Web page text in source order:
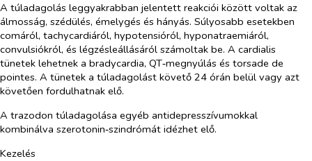
A túladagolás leggyakrabban jelentett reakciói között voltak az
álmosság, szédülés, émelygés és hányás. Súlyosabb esetekben
comáról, tachycardiáról, hypotensióról, hyponatraemiáról,
convulsiókról, és légzésleállásáról számoltak be. A cardialis
tünetek lehetnek a bradycardia, QT‑megnyúlás és torsade de
pointes. A tünetek a túladagolást követő 24 órán belül vagy azt
követően fordulhatnak elő.
A trazodon túladagolása egyéb antidepresszívumokkal
kombinálva szerotonin‑szindrómát idézhet elő.
Kezelés